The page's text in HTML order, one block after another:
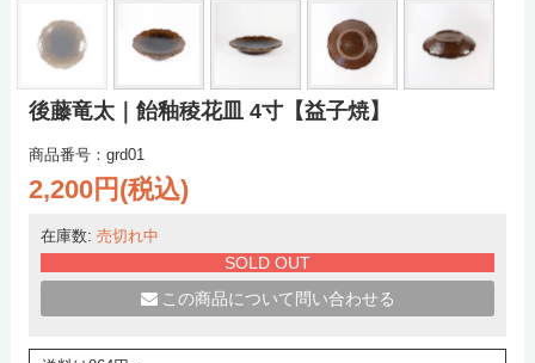
後藤竜太｜飴釉稜花皿 4寸【益子焼】
商品番号：grd01
2,200円(税込)
在庫数: 売切れ中
SOLD OUT
この商品について問い合わせる